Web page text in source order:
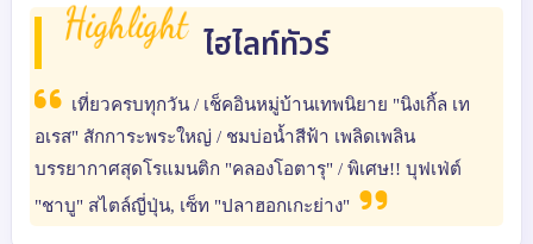
Highlight ไฮไลท์ทัวร์
เที่ยวครบทุกวัน / เช็คอินหมู่บ้านเทพนิยาย "นิงเกิ้ล เท
อเรส" สักการะพระใหญ่ / ชมบ่อน้ำสีฟ้า เพลิดเพลิน
บรรยากาศสุดโรแมนติก "คลองโอตารุ" / พิเศษ!! บุฟเฟ่ต์
"ชาบู" สไตล์ญี่ปุ่น, เซ็ท "ปลาฮอกเกะย่าง"